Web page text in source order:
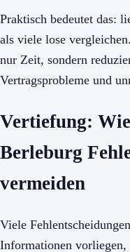
Praktisch bedeutet das:
als viele lose
nur Zeit, sondern
Vertragsprobleme und
Vertiefung:
Berleburg
vermeiden
Viele
Informationen vorliegen,